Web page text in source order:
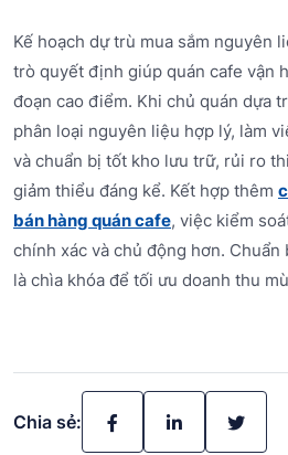
Kế hoạch dự trù mua sắm nguyên
trò quyết định giúp quán cafe vận
đoạn cao điểm. Khi chủ quán dựa
phân loại nguyên liệu hợp lý, làm
và chuẩn bị tốt kho lưu trữ, rủi ro
giảm thiểu đáng kể. Kết hợp thêm
bán hàng quán cafe, việc kiểm
chính xác và chủ động hơn.
là chìa khóa để tối ưu doanh thu
Chia sẻ: